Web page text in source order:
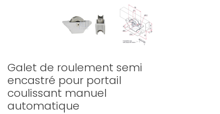
Galet de roulement semi
encastré pour portail
coulissant manuel
automatique